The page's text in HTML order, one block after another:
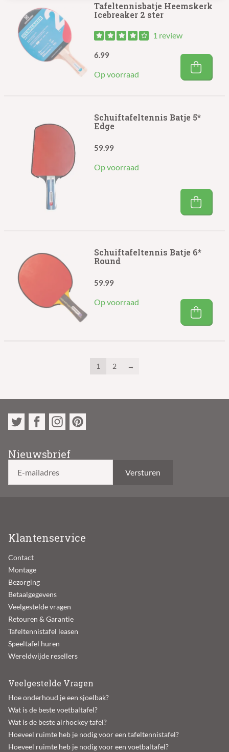
Tafeltennisbatje Heemskerk
Icebreaker 2 ster
1 review
Op voorraad
6.99
Schuiftafeltennis Batje 5*
Edge
Op voorraad
59.99
Schuiftafeltennis Batje 6*
Round
Op voorraad
59.99
1 2 →
Nieuwsbrief
E-mailadres
Klantenservice
Contact
Montage
Bezorging
Betaalgegevens
Veelgestelde vragen
Retouren & Garantie
Tafeltennistafel leasen
Speeltafel huren
Wereldwijde resellers
Veelgestelde Vragen
Hoe onderhoud je een sjoelbak?
Wat is de beste voetbaltafel?
Wat is de beste airhockey tafel?
Hoeveel ruimte heb je nodig voor een tafeltennistafel?
Hoeveel ruimte heb je nodig voor een voetbaltafel?